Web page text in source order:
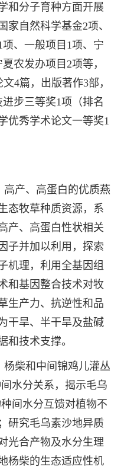
和分子育种方面开展
家自然科学基金2项、
、一般项目1项、宁
农发办项目2项等，
4篇，出版著作3部，
步三等奖1项（排名
优秀学术论文一等奖1
产、高蛋白的优质燕
态牧草种质资源，系
产、高蛋白性状相关
子并加以利用，探索
机理，利用全基因组
和基因整合技术对牧
生产力、抗逆性和品
干旱、半干旱及盐碱
和技术支撑。
柴和中间锦鸡儿灌丛
水分关系，揭示毛乌
间水分互馈对植物不
研究毛乌素沙地异质
光合产物及水分生理
杨柴的生态适应性机